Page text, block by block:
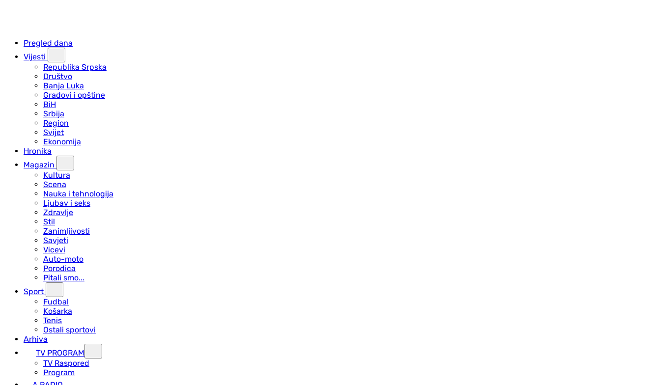
Pregled dana
Vijesti
Republika Srpska
Društvo
Banja Luka
Gradovi i opštine
BiH
Srbija
Region
Svijet
Ekonomija
Hronika
Magazin
Kultura
Scena
Nauka i tehnologija
Ljubav i seks
Zdravlje
Stil
Zanimljivosti
Savjeti
Vicevi
Auto-moto
Porodica
Pitali smo...
Sport
Fudbal
Košarka
Tenis
Ostali sportovi
Arhiva
TV PROGRAM
ТV Raspored
Program